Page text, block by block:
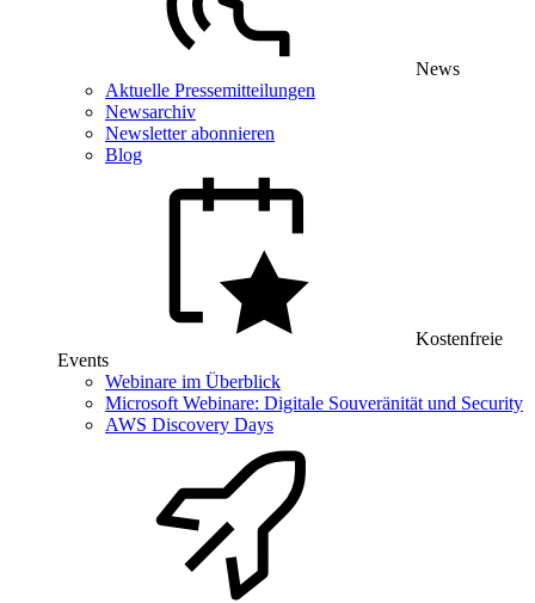
News
Aktuelle Pressemitteilungen
Newsarchiv
Newsletter abonnieren
Blog
Kostenfreie
Events
Webinare im Überblick
Microsoft Webinare: Digitale Souveränität und Security
AWS Discovery Days